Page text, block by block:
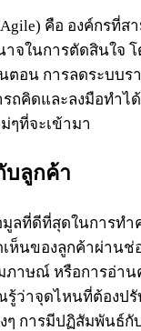
คือ องค์กรที่ส
จในการตัดสินใจ โ
อน การลดระบบร
ถคิดและลงมือทำได้
ๆที่จะเข้ามา
บลูกค้า
ลที่ดีที่สุดในการทำ
ห็นของลูกค้าผ่านช่
ภาษณ์ หรือการอ่า
ว่าจุดไหนที่ต้องปรั
ๆ การมีปฏิสัมพันธ์กั